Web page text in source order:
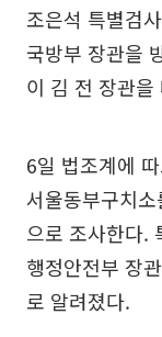
조은석 특별검
국방부 장관을
이 김 전 장관
6일 법조계에
서울동부구치
으로 조사한다.
행정안전부 장
로 알려졌다.